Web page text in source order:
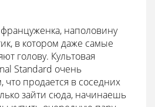
наполовину
в котором даже самые
голову. Культовая
Standard очень
что продается в соседних
зайти сюда, начинаешь